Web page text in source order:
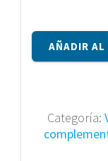
Componente
DC301002B00
AÑADIR AL
Categoría: